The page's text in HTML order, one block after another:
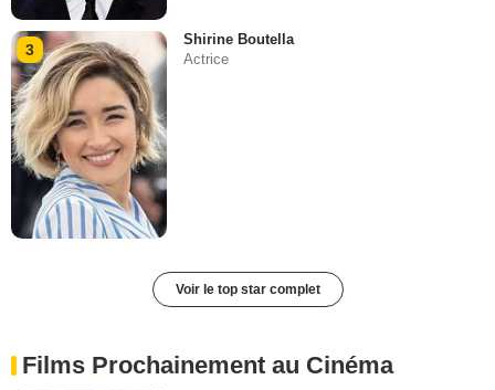
3
Shirine Boutella
Actrice
Voir le top star complet
Films Prochainement au Cinéma